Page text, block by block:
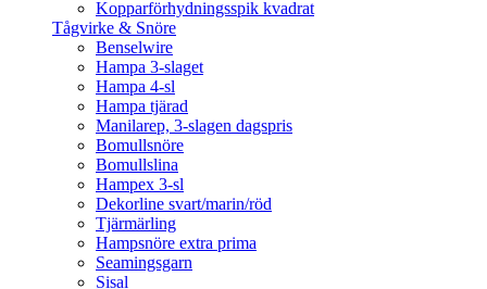
Kopparförhydningsspik kvadrat
Tågvirke & Snöre
Benselwire
Hampa 3-slaget
Hampa 4-sl
Hampa tjärad
Manilarep, 3-slagen dagspris
Bomullsnöre
Bomullslina
Hampex 3-sl
Dekorline svart/marin/röd
Tjärmärling
Hampsnöre extra prima
Seamingsgarn
Sisal